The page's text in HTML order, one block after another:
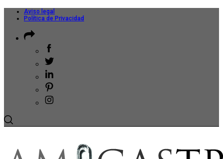
Aviso legal
Política de Privacidad